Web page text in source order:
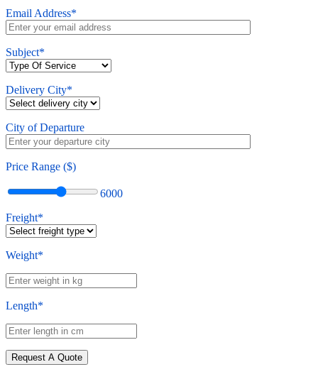
Email Address*
Subject*
Delivery City*
City of Departure
Price Range ($)
6000
Freight*
Weight*
Length*